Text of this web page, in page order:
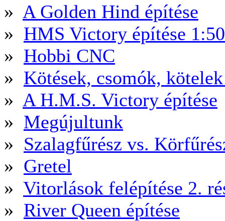
» A Golden Hind építése
» HMS Victory építése
» Hobbi CNC
» Kötések, csomók,
» A H.M.S. Victory építése
» Megújultunk
» Szalagfűrész vs.
» Gretel
» Vitorlások felépítése 2.
» River Queen építése